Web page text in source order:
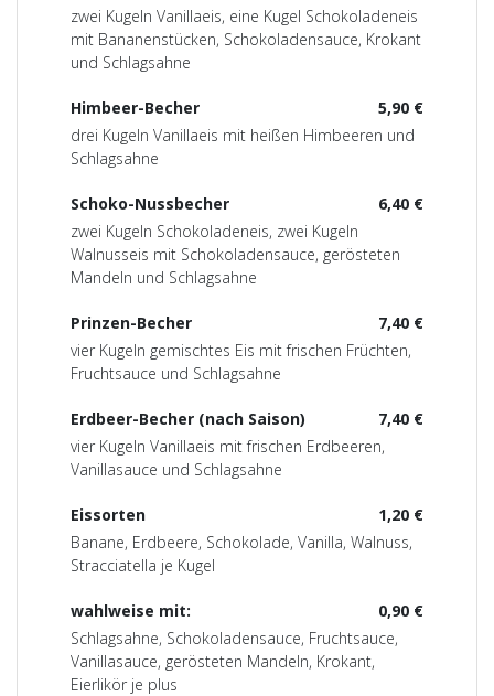
zwei Kugeln Vanillaeis, eine Kugel Schokoladeneis
mit Bananenstücken, Schokoladensauce, Krokant
und Schlagsahne
5,90 €
Himbeer-Becher
drei Kugeln Vanillaeis mit heißen Himbeeren und
Schlagsahne
6,40 €
Schoko-Nussbecher
zwei Kugeln Schokoladeneis, zwei Kugeln
Walnusseis mit Schokoladensauce, gerösteten
Mandeln und Schlagsahne
7,40 €
Prinzen-Becher
vier Kugeln gemischtes Eis mit frischen Früchten,
Fruchtsauce und Schlagsahne
7,40 €
Erdbeer-Becher (nach Saison)
vier Kugeln Vanillaeis mit frischen Erdbeeren,
Vanillasauce und Schlagsahne
1,20 €
Eissorten
Banane, Erdbeere, Schokolade, Vanilla, Walnuss,
Stracciatella je Kugel
0,90 €
wahlweise mit:
Schlagsahne, Schokoladensauce, Fruchtsauce,
Vanillasauce, gerösteten Mandeln, Krokant,
Eierlikör je plus